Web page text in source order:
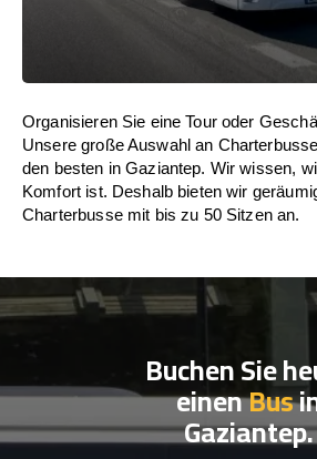
Organisieren Sie eine Tour oder
Unsere große Auswahl an
den besten in Gaziantep. Wir wissen,
Komfort ist. Deshalb bieten wir
Charterbusse mit bis zu 50 Sitzen an.
Buchen Sie
einenBus
Gaziantep.